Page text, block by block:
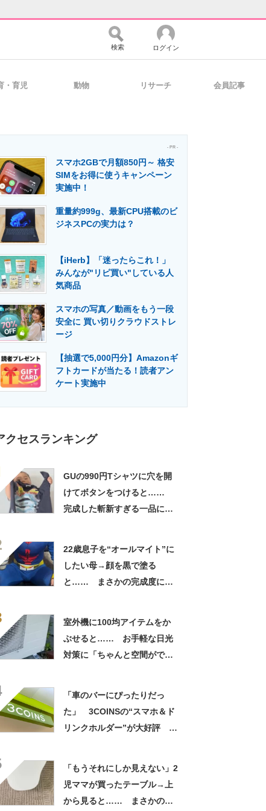
ュニティ マーケ×ITの今がよく分かる
用を支援
メディア 建設×テクノロジーの最前線
検索 ログイン
・育児 動物 リサーチ 会員記事
- PR -
スマホ2GBで月額850円～ 格安
SIMをお得に使うキャンペーン
実施中！
重量約999g、最新CPU搭載のビ
ジネスPCの実力は？
【iHerb】「迷ったらこれ！」
みんなが"リピ買い"している人
気商品
スマホの写真／動画をもう一段
安全に 買い切りクラウドストレ
ージ
【抽選で5,000円分】Amazonギ
フトカードが当たる！読者アン
ケート実施中
クセスランキング
GUの990円Tシャツに穴を開
けてボタンをつけると……
完成した斬新すぎる一品に称
22歳息子を“オールマイト”に
したい母→顔を黒で塗る
と…… まさかの完成度に
室外機に100均アイテムをか
ぶせると…… お手軽な日光
対策に「ちゃんと空間ができ
「車のバーにぴったりだっ
た」 3COINSの“スマホ＆ド
リンクホルダー”が大好評
「もうそれにしか見えない」2
児ママが買ったテーブル→上
から見ると…… まさかの光